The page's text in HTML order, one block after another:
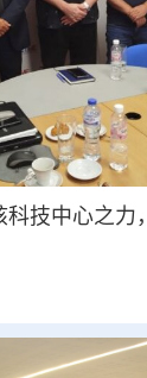
科技中心之力